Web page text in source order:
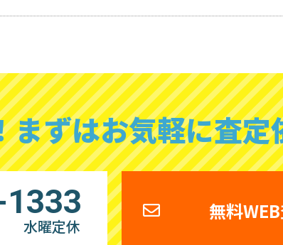
まずはお気軽に査定
水曜定休
無料